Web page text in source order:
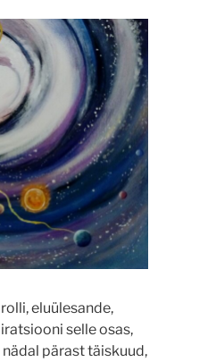
eluülesande,
selle osas,
pärast täiskuud,